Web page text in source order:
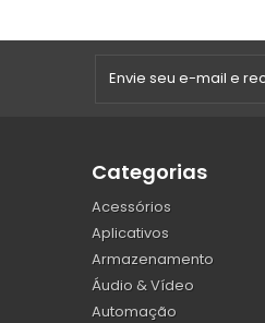
Categorias
Acessórios
Aplicativos
Armazenamento
Áudio & Vídeo
Automação